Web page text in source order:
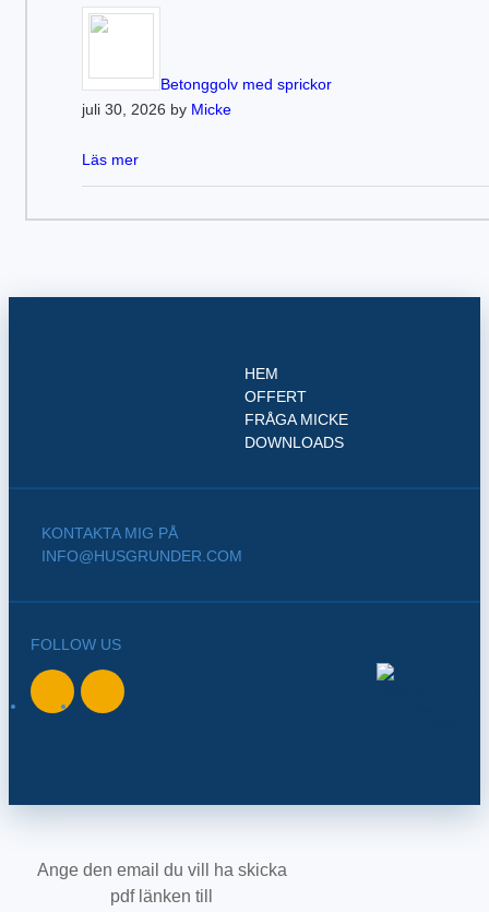
Betonggolv med sprickor
juli 30, 2026 by Micke
Läs mer
HEM
OFFERT
FRÅGA MICKE
DOWNLOADS
KONTAKTA MIG PÅ
INFO@HUSGRUNDER.COM
FOLLOW US
Ange den email du vill ha skicka
pdf länken till